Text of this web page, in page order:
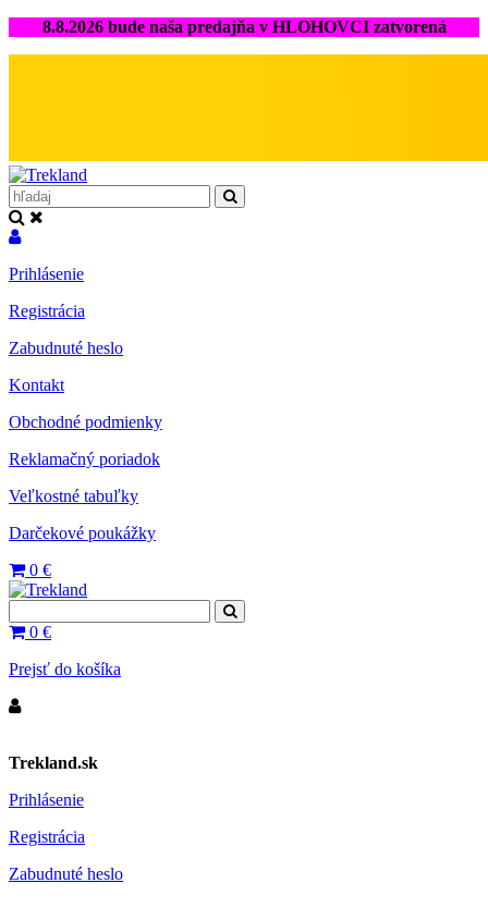
8.8.2026 bude naša predajňa v HLOHOVCI zatvorená
Prihlásenie
Registrácia
Zabudnuté heslo
Kontakt
Obchodné podmienky
Reklamačný poriadok
Veľkostné tabuľky
Darčekové poukážky
0 €
0 €
Prejsť do košíka
Trekland.sk
Prihlásenie
Registrácia
Zabudnuté heslo